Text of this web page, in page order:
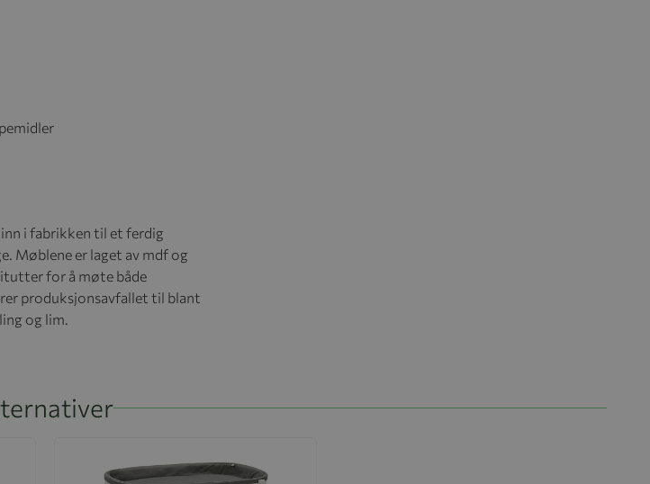
i fabrikken til et ferdig
Møblene er laget av mdf og
for å møte både
produksjonsavfallet til blant
og lim.